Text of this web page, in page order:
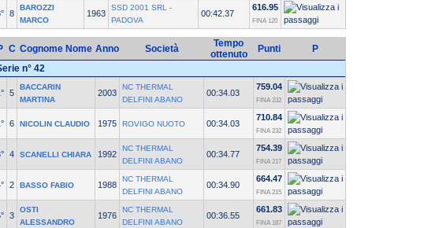
8
BAROZZI
MARCO
1963
SSD 2001 SRL -
PADOVA
00:42.37
616.95
FINA 120
C Cognome Nome Anno Società
Tempo
ottenuto
Punti
P
n° 42
5
BACCARIN
MARTINA
2003
NC THERMAL
DELFINI ABANO
00:34.03
759.04
FINA 232
6 NICOLIN CLAUDIO 1975 ROVIGO NUOTO 00:34.03
710.84
FINA 232
4 SCANELLI CHIARA 1992
NC THERMAL
DELFINI ABANO
00:34.77
754.39
FINA 217
2 BASSO FABIO 1988
NC THERMAL
DELFINI ABANO
00:34.90
664.47
FINA 215
3
OSTI
ALESSANDRO
1976
NC THERMAL
DELFINI ABANO
00:36.55
661.83
FINA 187